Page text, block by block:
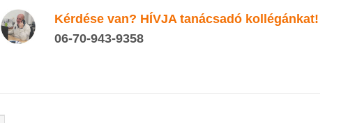
Kérdése van? HÍVJA tanácsadó kollégánkat!
06-70-943-9358